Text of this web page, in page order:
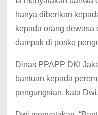
hanya diberikan
kepada orang dewasa
dampak di posko
Dinas PPAPP DKI
bantuan kepada
pengungsian, kata Dwi.